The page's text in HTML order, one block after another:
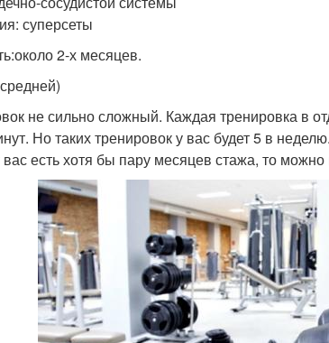
суперсеты
2-х месяцев.
не сильно сложный. Каждая тренировка в
Но таких тренировок у вас будет 5 в
есть хотя бы пару месяцев стажа, то можно